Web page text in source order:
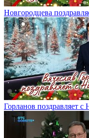
Новгородцева
Горланов поздравляет